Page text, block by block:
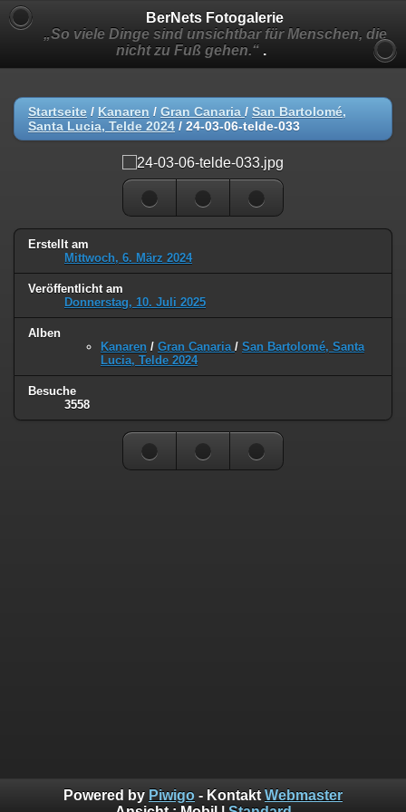
BerNets Fotogalerie
„So viele Dinge sind unsichtbar für Menschen, die
nicht zu Fuß gehen.“ .
Startseite / Kanaren / Gran Canaria / San Bartolomé,
Santa Lucia, Telde 2024 / 24-03-06-telde-033
Erstellt am
Mittwoch, 6. März 2024
Veröffentlicht am
Donnerstag, 10. Juli 2025
Alben
Kanaren / Gran Canaria / San Bartolomé, Santa
Lucia, Telde 2024
Besuche
3558
Powered by Piwigo - Kontakt Webmaster